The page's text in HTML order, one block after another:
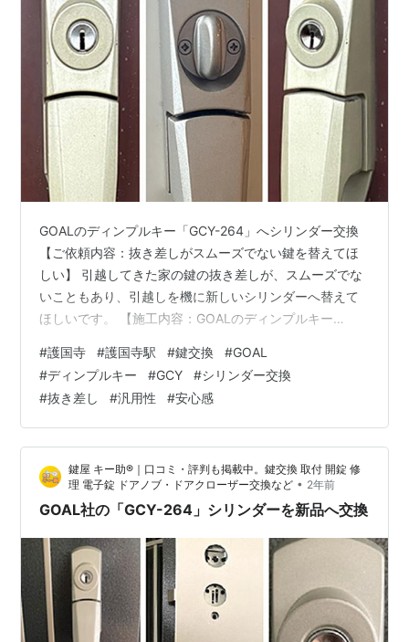
GOALのディンプルキー「GCY-264」へシリンダー交換
【ご依頼内容：抜き差しがスムーズでない鍵を替えてほ
しい】 引越してきた家の鍵の抜き差しが、スムーズでな
いこともあり、引越しを機に新しいシリンダーへ替えて
ほしいです。 【施工内容：GOALのディンプルキー
確認して、動作に問題が出ないように調整を行い、既存
のシリンダーを取り外して、GOALの「GCY-264」を新
たに取り付けます。 なお、「GCY-264」はディンプルキ
ー構造を採用しており、不正開錠への対策が強固で、さ
らに汎用性が高いので既存の錠前に適合しやすく、住宅
や賃貸物件でも…
#護国寺 #護国寺駅 #鍵交換 #GOAL
#ディンプルキー #GCY #シリンダー交換
#抜き差し #汎用性 #安心感
鍵屋 キー助®｜口コミ・評判も掲載中。鍵交換 取付 開錠 修
理 電子錠 ドアノブ・ドアクローザー交換など • 2年前
GOAL社の「GCY-264」シリンダーを新品へ交換